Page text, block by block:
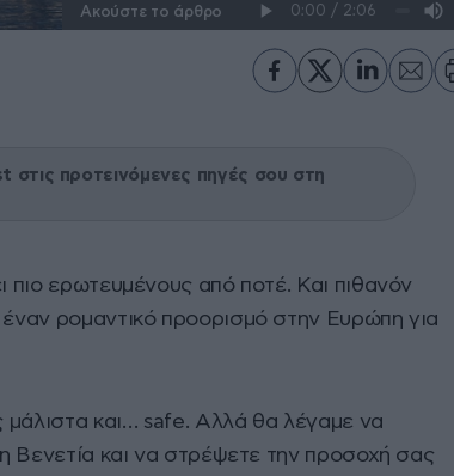
Ακούστε το άρθρο
στις προτεινόμενες πηγές σου στη
πιο ερωτευμένους από ποτέ. Και πιθανόν
ρομαντικό προορισμό στην Ευρώπη για
μάλιστα και… safe. Αλλά θα λέγαμε να
Βενετία και να στρέψετε την προσοχή σας